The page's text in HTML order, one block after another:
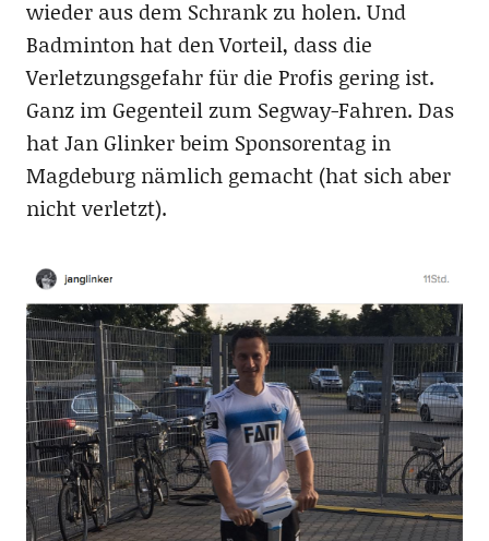
wieder aus dem Schrank zu holen. Und
Badminton hat den Vorteil, dass die
Verletzungsgefahr für die Profis gering ist.
Ganz im Gegenteil zum Segway-Fahren. Das
hat Jan Glinker beim Sponsorentag in
Magdeburg nämlich gemacht (hat sich aber
nicht verletzt).